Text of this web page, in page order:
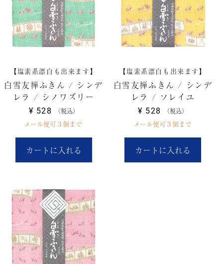
【塩素系漂白も出来ます】
白雪友禅ふきん / シンデ
レラ / シノワズリー
¥ 528 税込
メール便可３個まで
カートに入れる
【塩素系漂白も出来ます】
白雪友禅ふきん / シンデ
レラ / ソレイユ
¥ 528 税込
メール便可３個まで
カートに入れる